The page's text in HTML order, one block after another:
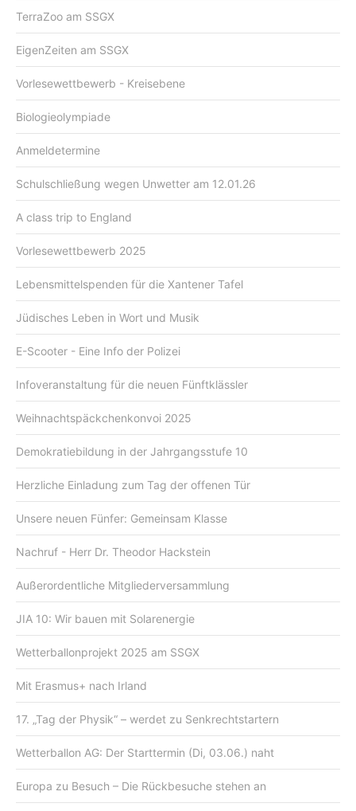
TerraZoo am SSGX
EigenZeiten am SSGX
Vorlesewettbewerb - Kreisebene
Biologieolympiade
Anmeldetermine
Schulschließung wegen Unwetter am 12.01.26
A class trip to England
Vorlesewettbewerb 2025
Lebensmittelspenden für die Xantener Tafel
Jüdisches Leben in Wort und Musik
E-Scooter - Eine Info der Polizei
Infoveranstaltung für die neuen Fünftklässler
Weihnachtspäckchenkonvoi 2025
Demokratiebildung in der Jahrgangsstufe 10
Herzliche Einladung zum Tag der offenen Tür
Unsere neuen Fünfer: Gemeinsam Klasse
Nachruf - Herr Dr. Theodor Hackstein
Außerordentliche Mitgliederversammlung
JIA 10: Wir bauen mit Solarenergie
Wetterballonprojekt 2025 am SSGX
Mit Erasmus+ nach Irland
17. „Tag der Physik“ – werdet zu Senkrechtstartern
Wetterballon AG: Der Starttermin (Di, 03.06.) naht
Europa zu Besuch – Die Rückbesuche stehen an